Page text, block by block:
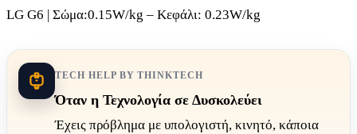
LG G6 | Σώμα:0.15W/kg – Κεφάλι: 0.23W/kg
TECH HELP BY THINKTECH
Όταν η Τεχνολογία σε Δυσκολεύει
Έχεις πρόβλημα με υπολογιστή, κινητό, κάποια